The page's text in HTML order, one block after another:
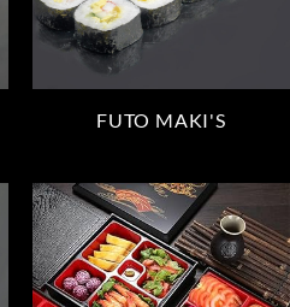
FUTO MAKI'S